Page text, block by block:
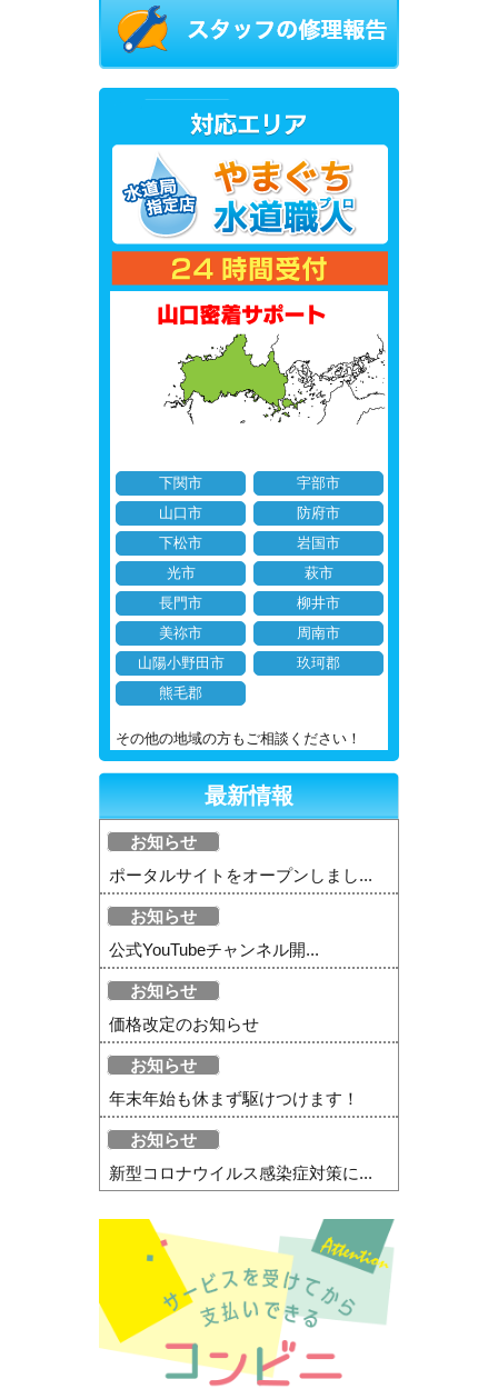
下関市
宇部市
山口市
防府市
下松市
岩国市
光市
萩市
長門市
柳井市
美祢市
周南市
山陽小野田市
玖珂郡
熊毛郡
その他の地域の方もご相談ください！
最新情報
お知らせ
ポータルサイトをオープンしまし...
お知らせ
公式YouTubeチャンネル開...
お知らせ
価格改定のお知らせ
お知らせ
年末年始も休まず駆けつけます！
お知らせ
新型コロナウイルス感染症対策に...